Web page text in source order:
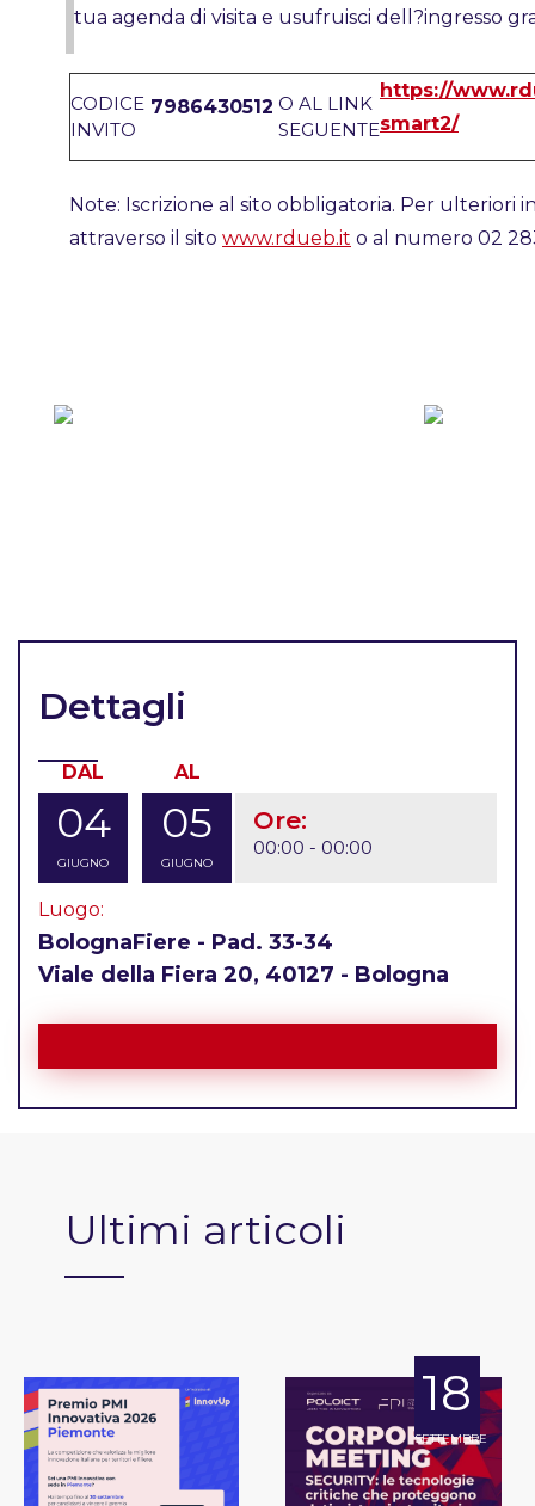
tua agenda di visita e usufruisci dell?ingresso
CODICE
INVITO
7986430512 O AL LINK
SEGUENTE
https://
smart2/
Note: Iscrizione al sito obbligatoria. Per ulteriori
attraverso il sito www.rdueb.it o al numero 02
Dettagli
DAL
04
GIUGNO
AL
05
GIUGNO
Ore:
00:00 - 00:00
Luogo:
BolognaFiere - Pad. 33-34
Viale della Fiera 20, 40127 - Bologna
Ultimi articoli
18
SETTEMBRE